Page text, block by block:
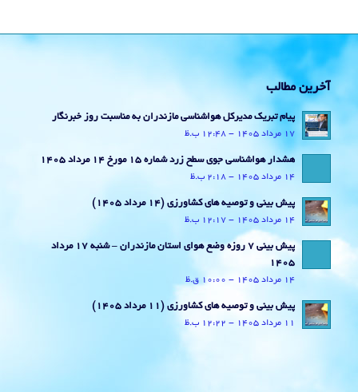
آخرین مطالب
پیام تبریک مدیرکل هواشناسی مازندران به مناسبت روز خبرنگار
17 مرداد 1405 - 12:48 ب.ظ
هشدار هواشناسی جوی سطح زرد شماره 15 مورخ 14 مرداد 1405
14 مرداد 1405 - 2:18 ب.ظ
پیش بینی و توصیه های کشاورزی (14 مرداد ۱۴۰۵)
14 مرداد 1405 - 12:17 ب.ظ
پیش بینی 7 روزه وضع هوای استان مازندران – شنبه 17 مرداد
1405
14 مرداد 1405 - 10:00 ق.ظ
پیش بینی و توصیه های کشاورزی (11 مرداد ۱۴۰۵)
11 مرداد 1405 - 12:22 ب.ظ